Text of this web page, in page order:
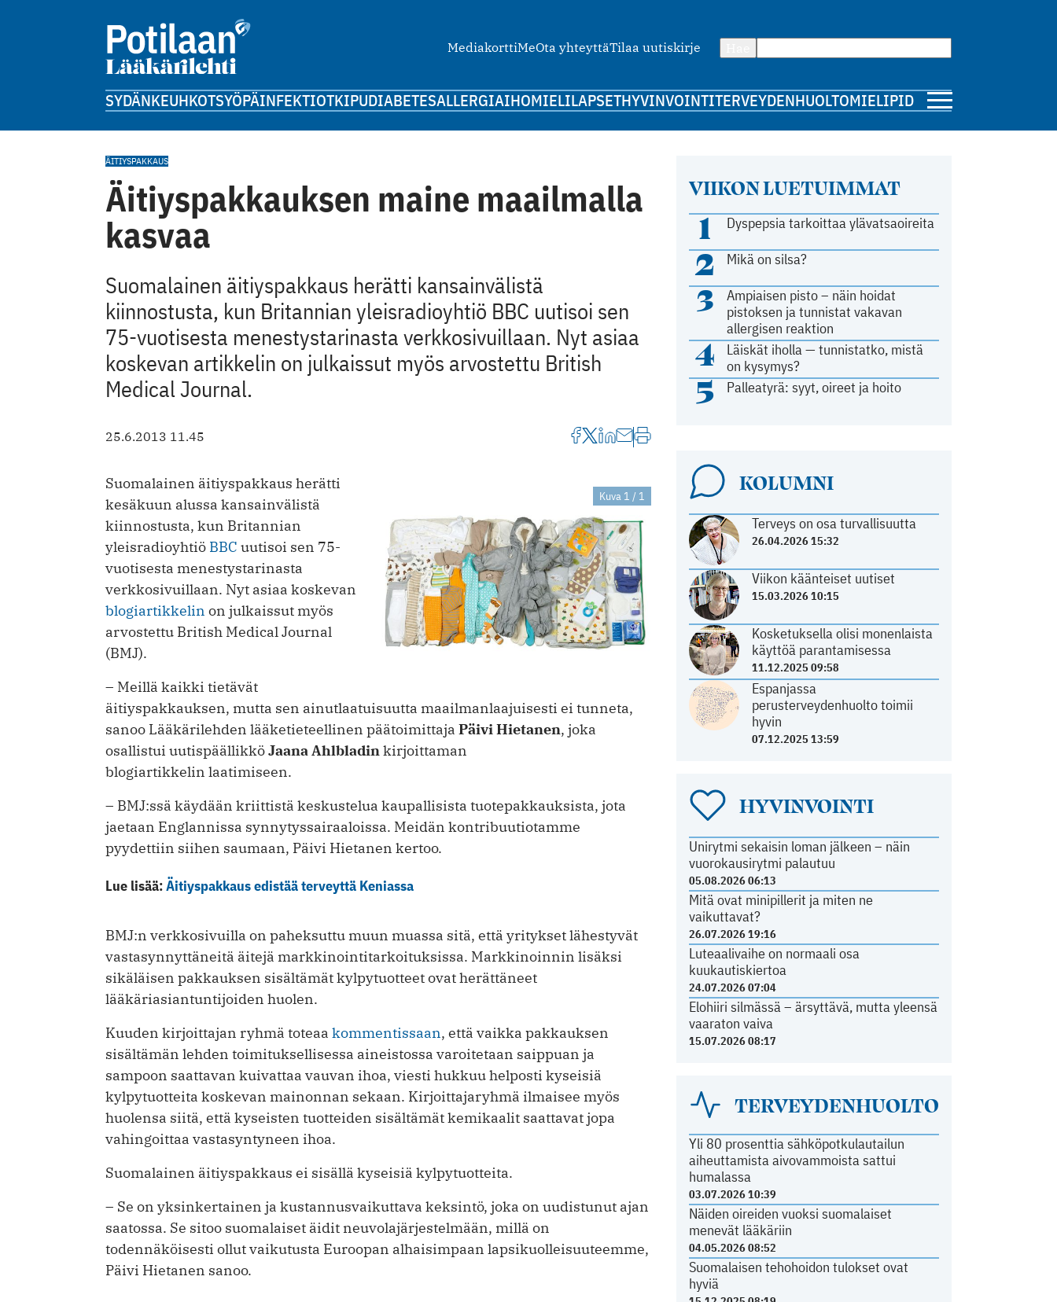
MediakorttiMeOta yhteyttäTilaa uutiskirje
SYDÄNKEUHKOTSYÖPÄINFEKTIOTKIPUDIABETESALLERGIAIHOMIELILAPSETHYVINVOINTITERVEYDENHUOLTOMIELIPIDE
VIIKON LUETUIMMAT
1 Dyspepsia tarkoittaa ylävatsaoireita
2 Mikä on silsa?
3
Ampiaisen pisto – näin hoidat
pistoksen ja tunnistat vakavan
allergisen reaktion
4
Läiskät iholla — tunnistatko, mistä
on kysymys?
5 Palleatyrä: syyt, oireet ja hoito
KOLUMNI
Terveys on osa turvallisuutta
26.04.2026 15:32
Viikon käänteiset uutiset
15.03.2026 10:15
Kosketuksella olisi monenlaista
käyttöä parantamisessa
11.12.2025 09:58
Espanjassa
perusterveydenhuolto toimii
hyvin
07.12.2025 13:59
HYVINVOINTI
Unirytmi sekaisin loman jälkeen – näin
vuorokausirytmi palautuu
05.08.2026 06:13
Mitä ovat minipillerit ja miten ne
vaikuttavat?
26.07.2026 19:16
Luteaalivaihe on normaali osa
kuukautiskiertoa
24.07.2026 07:04
Elohiiri silmässä – ärsyttävä, mutta yleensä
vaaraton vaiva
15.07.2026 08:17
TERVEYDENHUOLTO
Yli 80 prosenttia sähköpotkulautailun
aiheuttamista aivovammoista sattui
humalassa
03.07.2026 10:39
Näiden oireiden vuoksi suomalaiset
menevät lääkäriin
04.05.2026 08:52
Suomalaisen tehohoidon tulokset ovat
hyviä
ÄITIYSPAKKAUS
Äitiyspakkauksen maine maailmalla
kasvaa
Suomalainen äitiyspakkaus herätti kansainvälistä
kiinnostusta, kun Britannian yleisradioyhtiö BBC uutisoi sen
75-vuotisesta menestystarinasta verkkosivuillaan. Nyt asiaa
koskevan artikkelin on julkaissut myös arvostettu British
Medical Journal.
25.6.2013 11.45
Kuva 1 / 1
Suomalainen äitiyspakkaus herätti
kesäkuun alussa kansainvälistä
kiinnostusta, kun Britannian
yleisradioyhtiö BBC uutisoi sen 75-
vuotisesta menestystarinasta
verkkosivuillaan. Nyt asiaa koskevan
blogiartikkelin on julkaissut myös
arvostettu British Medical Journal
(BMJ).
– Meillä kaikki tietävät
äitiyspakkauksen, mutta sen ainutlaatuisuutta maailmanlaajuisesti ei tunneta,
sanoo Lääkärilehden lääketieteellinen päätoimittaja Päivi Hietanen, joka
osallistui uutispäällikköJaana Ahlbladin kirjoittaman
blogiartikkelin laatimiseen.
– BMJ:ssä käydään kriittistä keskustelua kaupallisista tuotepakkauksista, jota
jaetaan Englannissa synnytyssairaaloissa. Meidän kontribuutiotamme
pyydettiin siihen saumaan, Päivi Hietanen kertoo.
Lue lisää:Äitiys­pakkaus edistää terveyttä Keniassa
BMJ:n verkkosivuilla on paheksuttu muun muassa sitä, että yritykset lähestyvät
vastasynnyttäneitä äitejä markkinointitarkoituksissa. Markkinoinnin lisäksi
sikäläisen pakkauksen sisältämät kylpytuotteet ovat herättäneet
lääkäriasiantuntijoiden huolen.
Kuuden kirjoittajan ryhmä toteaa kommentissaan, että vaikka pakkauksen
sisältämän lehden toimituksellisessa aineistossa varoitetaan saippuan ja
sampoon saattavan kuivattaa vauvan ihoa, viesti hukkuu helposti kyseisiä
kylpytuotteita koskevan mainonnan sekaan. Kirjoittajaryhmä ilmaisee myös
huolensa siitä, että kyseisten tuotteiden sisältämät kemikaalit saattavat jopa
vahingoittaa vastasyntyneen ihoa.
Suomalainen äitiyspakkaus ei sisällä kyseisiä kylpytuotteita.
– Se on yksinkertainen ja kustannusvaikuttava keksintö, joka on uudistunut ajan
saatossa. Se sitoo suomalaiset äidit neuvolajärjestelmään, millä on
todennäköisesti ollut vaikutusta Euroopan alhaisimpaan lapsikuolleisuuteemme,
Päivi Hietanen sanoo.